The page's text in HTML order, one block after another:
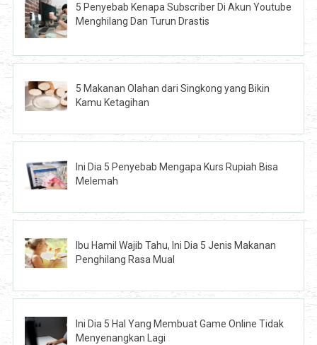
5 Penyebab Kenapa Subscriber Di Akun Youtube
Menghilang Dan Turun Drastis
5 Makanan Olahan dari Singkong yang Bikin
Kamu Ketagihan
Ini Dia 5 Penyebab Mengapa Kurs Rupiah Bisa
Melemah
Ibu Hamil Wajib Tahu, Ini Dia 5 Jenis Makanan
Penghilang Rasa Mual
Ini Dia 5 Hal Yang Membuat Game Online Tidak
Menyenangkan Lagi